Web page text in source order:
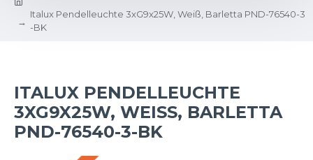
Italux Pendelleuchte 3xG9x25W, Weiß, Barletta PND-76540-3
-BK
ITALUX PENDELLEUCHTE
3XG9X25W, WEISS, BARLETTA P
ND-76540-3-BK